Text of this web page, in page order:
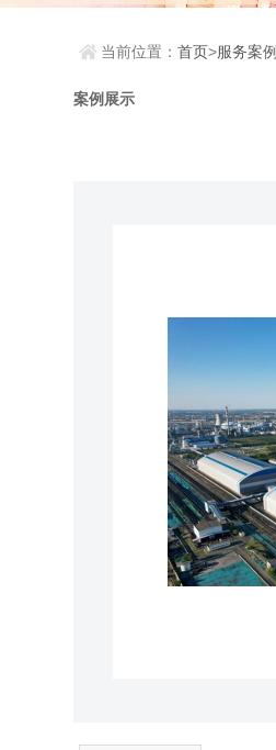
当前位置：首页>服务案例
案例展示